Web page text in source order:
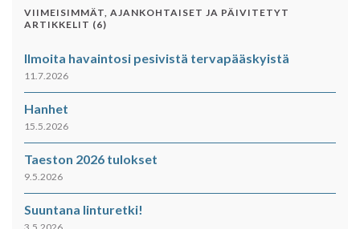
VIIMEISIMMÄT, AJANKOHTAISET JA PÄIVITETYT
ARTIKKELIT (6)
Ilmoita havaintosi pesivistä tervapääskyistä
11.7.2026
Hanhet
15.5.2026
Taeston 2026 tulokset
9.5.2026
Suuntana linturetki!